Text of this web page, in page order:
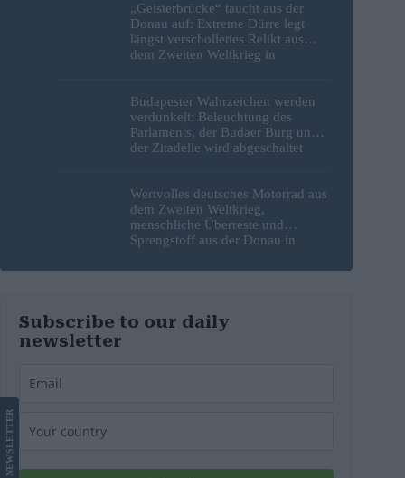
„Geisterbrücke“ taucht aus der
Donau auf: Extreme Dürre legt
längst verschollenes Relikt aus
dem Zweiten Weltkrieg in
Budapester Wahrzeichen werden
verdunkelt: Beleuchtung des
Parlaments, der Budaer Burg und
der Zitadelle wird abgeschaltet
Wertvolles deutsches Motorrad aus
dem Zweiten Weltkrieg,
menschliche Überreste und
Sprengstoff aus der Donau in
Subscribe to our daily
newsletter
NEWS
LETTER